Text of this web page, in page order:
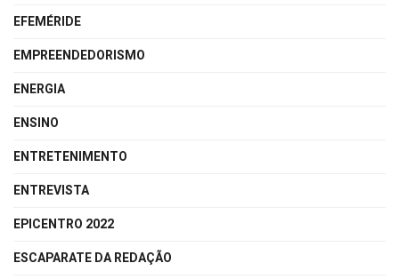
EFEMÉRIDE
EMPREENDEDORISMO
ENERGIA
ENSINO
ENTRETENIMENTO
ENTREVISTA
EPICENTRO 2022
ESCAPARATE DA REDAÇÃO